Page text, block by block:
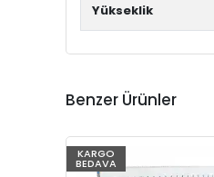
Yükseklik
Benzer Ürünler
KARGO
BEDAVA